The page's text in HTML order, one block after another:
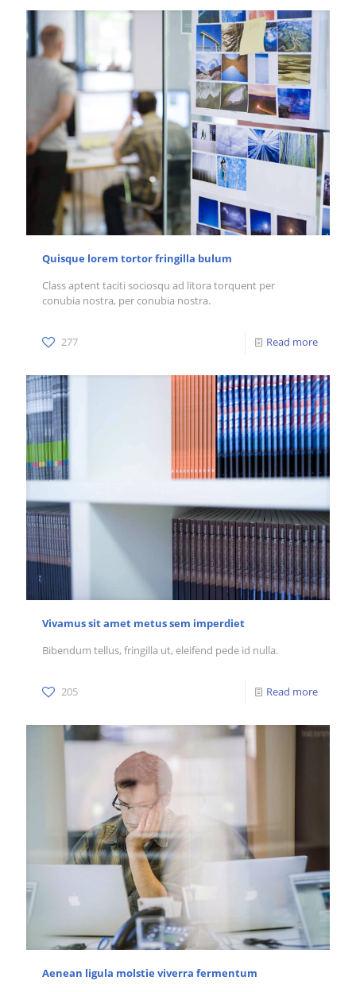
Quisque lorem tortor fringilla bulum
Class aptent taciti sociosqu ad litora torquent per
conubia nostra, per conubia nostra.
277 Read more
Vivamus sit amet metus sem imperdiet
Bibendum tellus, fringilla ut, eleifend pede id nulla.
205 Read more
Aenean ligula molstie viverra fermentum